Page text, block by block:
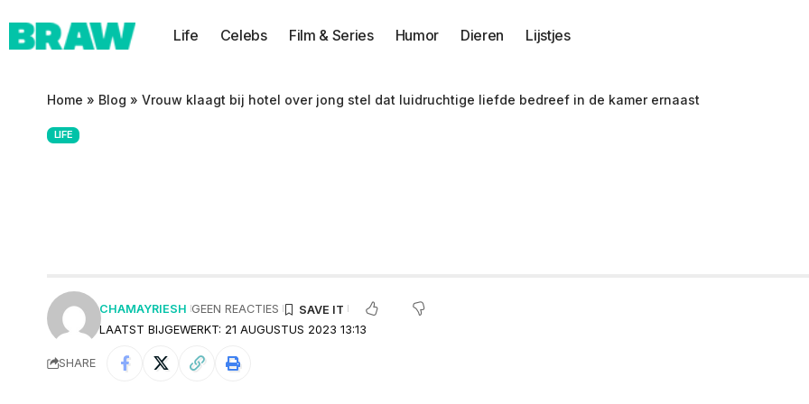
Life Celebs Film & Series Humor Dieren Lijstjes
Home » Blog » Vrouw klaagt bij hotel over jong stel dat luidruchtige liefde bedreef in de kamer ernaast
LIFE
LAATST BIJGEWERKT: 21 AUGUSTUS 2023 13:13
CHAMAYRIESH GEEN REACTIES
SHARE